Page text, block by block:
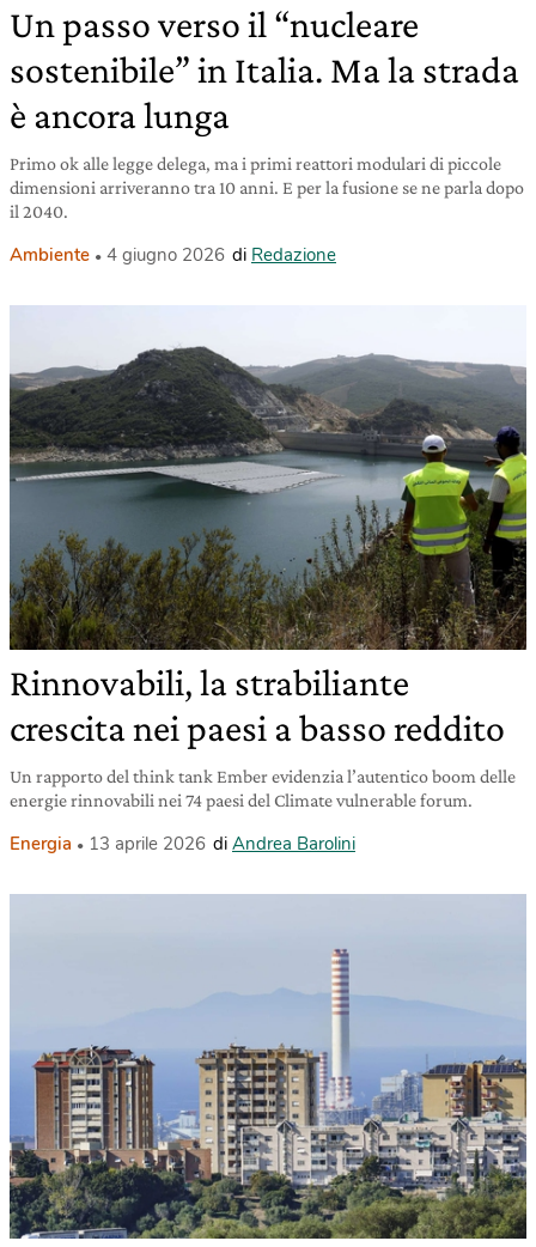
Un passo verso il “nucleare
sostenibile” in Italia. Ma la strada
è ancora lunga
Primo ok alle legge delega, ma i primi reattori modulari di piccole
dimensioni arriveranno tra 10 anni. E per la fusione se ne parla dopo
il 2040.
Ambiente 4 giugno 2026 di Redazione
Rinnovabili, la strabiliante
crescita nei paesi a basso reddito
Un rapporto del think tank Ember evidenzia l’autentico boom delle
energie rinnovabili nei 74 paesi del Climate vulnerable forum.
Energia 13 aprile 2026 di Andrea Barolini